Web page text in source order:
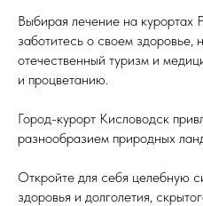
Выбирая лечение на курортах
заботитесь о своем здоровье,
отечественный туризм и
и процветанию.
Город-курорт Кисловодск
разнообразием природных
Откройте для себя целебную
здоровья и долголетия,